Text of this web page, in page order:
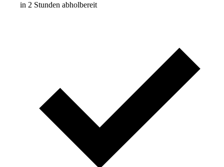
in 2 Stunden abholbereit